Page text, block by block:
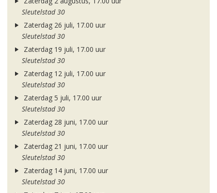
Sleutelstad 30
Zaterdag 26 juli, 17.00 uur
Sleutelstad 30
Zaterdag 19 juli, 17.00 uur
Sleutelstad 30
Zaterdag 12 juli, 17.00 uur
Sleutelstad 30
Zaterdag 5 juli, 17.00 uur
Sleutelstad 30
Zaterdag 28 juni, 17.00 uur
Sleutelstad 30
Zaterdag 21 juni, 17.00 uur
Sleutelstad 30
Zaterdag 14 juni, 17.00 uur
Sleutelstad 30